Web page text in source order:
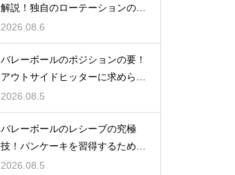
解説！独自のローテーションの規
定とは
2026.08.6
バレーボールのポジションの要！
アウトサイドヒッターに求められ
る能力
2026.08.5
バレーボールのレシーブの究極
技！パンケーキを習得するための
練習方法
2026.08.5